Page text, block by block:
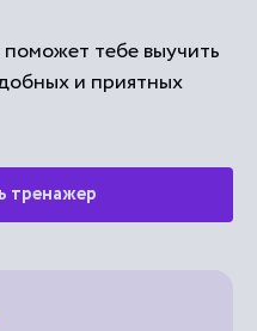
тебе выучить
и приятных
тренажер